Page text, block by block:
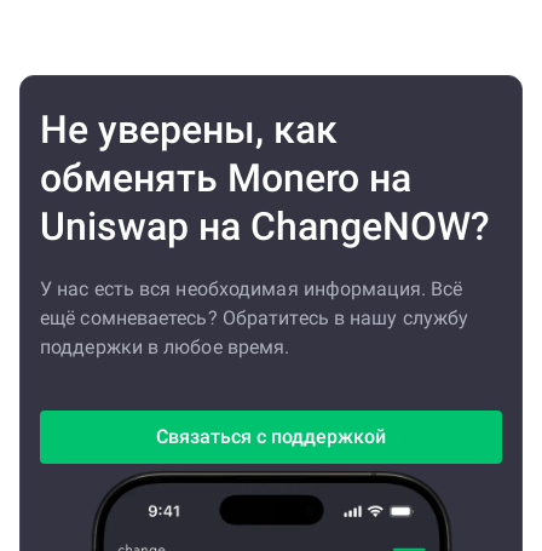
Не уверены, как
обменять Monero на
Uniswap на ChangeNOW?
У нас есть вся необходимая информация. Всё
ещё сомневаетесь? Обратитесь в нашу службу
поддержки в любое время.
Связаться с поддержкой